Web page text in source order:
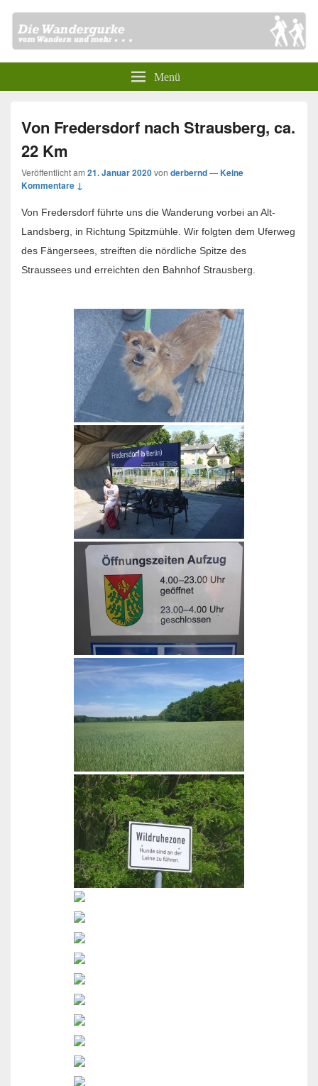
Menü
Von Fredersdorf nach Strausberg, ca.
22 Km
Veröffentlicht am 21. Januar 2020von derbernd—Keine
Kommentare ↓
Von Fredersdorf führte uns die Wanderung vorbei an Alt-
Landsberg, in Richtung Spitzmühle. Wir folgten dem Uferweg
des Fängersees, streiften die nördliche Spitze des
Straussees und erreichten den Bahnhof Strausberg.